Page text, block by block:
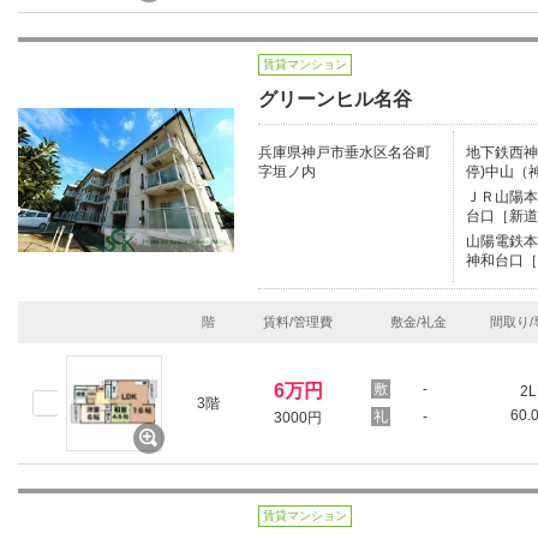
賃貸マンション
グリーンヒル名谷
兵庫県神戸市垂水区名谷町
字垣ノ内
地下鉄西
停)中山（
ＪＲ山陽
台口［新
山陽電鉄
神和台口
階 賃料/管理費 敷金/礼金 間取り/
3階
6万円
3000円
-
-
賃貸マンション